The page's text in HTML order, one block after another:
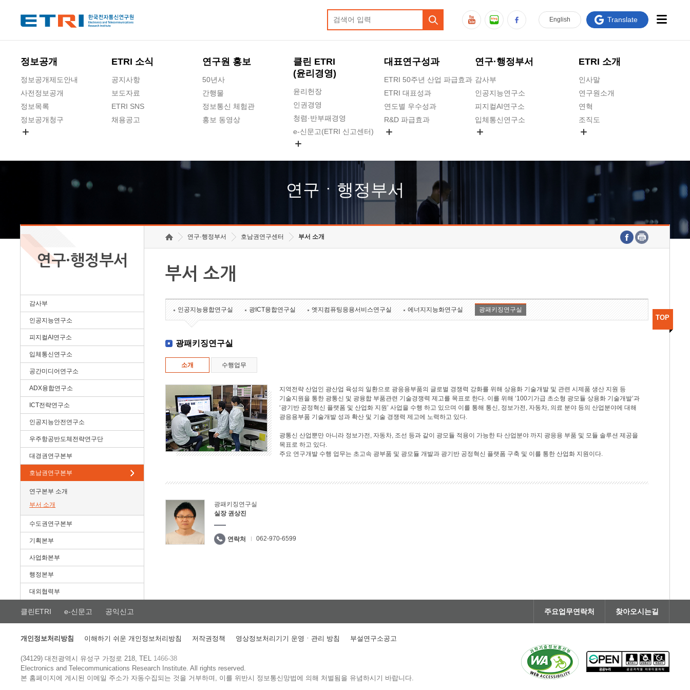
정보공개
정보공개제도안내
사전정보공개
정보목록
정보공개청구
ETRI 소식
공지사항
보도자료
ETRI SNS
채용공고
연구원 홍보
50년사
간행물
정보통신 체험관
홍보 동영상
클린 ETRI
(윤리경영)
윤리헌장
인권경영
청렴·반부패경영
e-신문고(ETRI 신고센터)
고객의소리
수의계약 현황
대표연구성과
ETRI 50주년 산업 파급효과
ETRI 대표성과
연도별 우수성과
R&D 파급효과
연구·행정부서
감사부
인공지능연구소
피지컬AI연구소
입체통신연구소
호남권연구본부
기획본부
ETRI 소개
인사말
연구원소개
연혁
조직도
연구원 고객헌장
주요업무연락처
English Translate
연구ㆍ행정부서
연구·행정부서
감사부
인공지능연구소
피지컬AI연구소
입체통신연구소
공간미디어연구소
ADX융합연구소
ICT전략연구소
인공지능안전연구소
우주항공반도체전략연구단
대경권연구본부
호남권연구본부
연구본부 소개
부서 소개
수도권연구본부
기획본부
사업화본부
행정본부
대외협력부
연구·행정부서 호남권연구센터 부서 소개
부서 소개
인공지능융합연구실 광ICT융합연구실 엣지컴퓨팅응용서비스연구실 에너지지능화연구실 광패키징연구실
광패키징연구실
소개 수행업무
지역전략 산업인 광산업 육성의 일환으로 광응용부품의 글로벌 경쟁력 강화를 위해 상용화 기술개발 및 관련 시제품 생산 지원 등
기술지원을 통한 광통신 및 광융합 부품관련 기술경쟁력 제고를 목표로 한다. 이를 위해 ‘100기가급 초소형 광모듈 상용화 기술개발’과
‘광기반 공정혁신 플랫폼 및 산업화 지원’ 사업을 수행 하고 있으며 이를 통해 통신, 정보가전, 자동차, 의료 분야 등의 산업분야에 대해
광응용부품 기술개발 성과 확산 및 기술 경쟁력 제고에 노력하고 있다.
광통신 산업뿐만 아니라 정보가전, 자동차, 조선 등과 같이 광모듈 적용이 가능한 타 산업분야 까지 광응용 부품 및 모듈 솔루션 제공을
목표로 하고 있다.
주요 연구개발 수행 업무는 초고속 광부품 및 광모듈 개발과 광기반 공정혁신 플랫폼 구축 및 이를 통한 산업화 지원이다.
광패키징연구실
실장 권상진
연락처 062-970-6599
TOP
클린ETRI e-신문고 공익신고 주요업무연락처 찾아오시는길
개인정보처리방침 이해하기 쉬운 개인정보처리방침 저작권정책 영상정보처리기기 운영ㆍ관리 방침 부설연구소공고
(34129) 대전광역시 유성구 가정로 218, TEL 1466-38
Electronics and Telecommunications Research Institute.All rights reserved.
본 홈페이지에 게시된 이메일 주소가 자동수집되는 것을 거부하며, 이를 위반시 정보통신망법에 의해 처벌됨을 유념하시기 바랍니다.